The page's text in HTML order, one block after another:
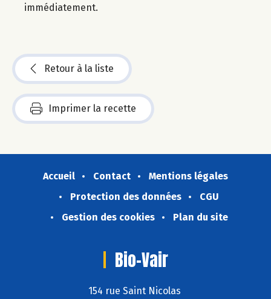
immédiatement.
Retour à la liste
Imprimer la recette
Accueil Contact
Mentions légales
Protection des données
CGU
Gestion des cookies
Plan du site
Bio-Vair
154 rue Saint Nicolas